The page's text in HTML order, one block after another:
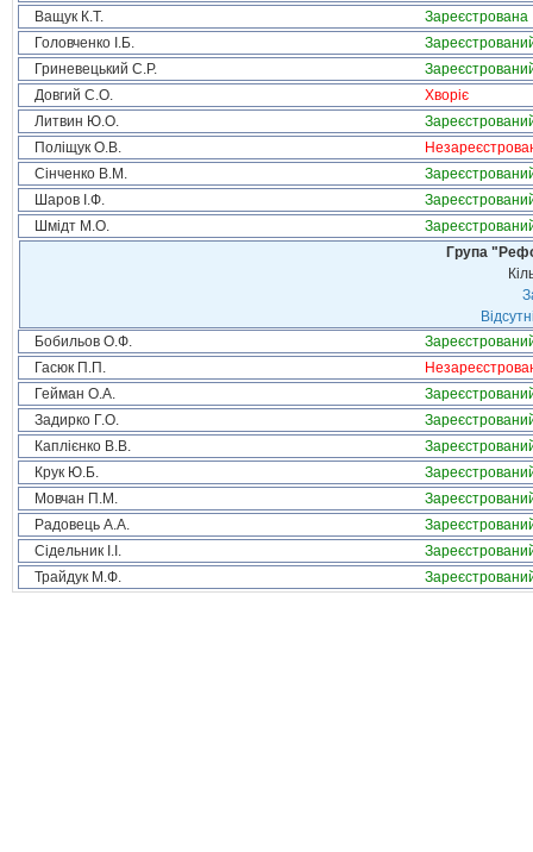
Ващук К.Т.
Зареєстрована
Головченко І.Б.
Гриневецький С.Р.
Довгий С.О.
Хворіє
Литвин Ю.О.
Поліщук О.В.
Сінченко В.М.
Шаров І.Ф.
Шмідт М.О.
Група
Бобильов О.Ф.
Гасюк П.П.
Гейман О.А.
Задирко Г.О.
Каплієнко В.В.
Крук Ю.Б.
Мовчан П.М.
Радовець А.А.
Сідельник І.І.
Трайдук М.Ф.